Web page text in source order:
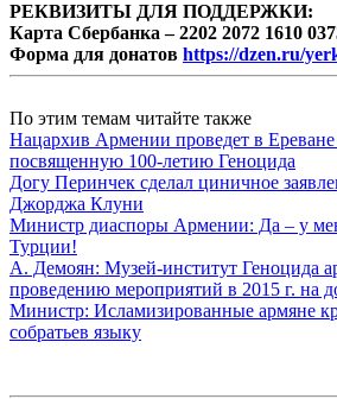
РЕКВИЗИТЫ ДЛЯ ПОДДЕРЖКИ:
Карта Сбербанка – 2202 2072 1610
Форма для донатов https://dzen.ru/
По этим темам читайте также
Нацархив Армении проведет в Ереване
посвященную 100-летию Геноцида
Догу Перинчек сделал циничное
Джорджа Клуни
Министр диаспоры Армении: Да – у
Турции!
А. Демоян: Музей-институт Геноцида
проведению мероприятий в 2015 г. на
Министр: Исламизированные армяне
собратьев языку